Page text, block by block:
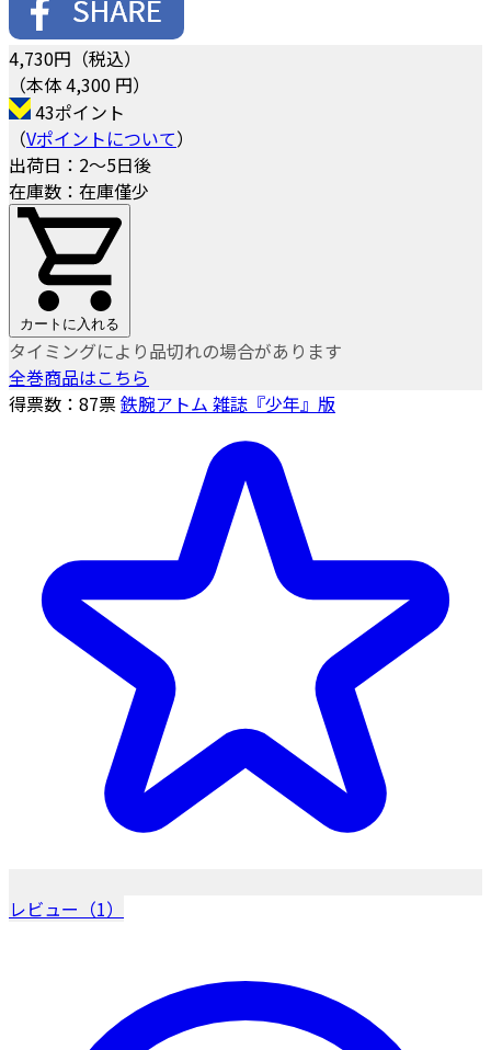
4,730円（税込）
（本体 4,300 円）
43ポイント
（Vポイントについて）
出荷日：2～5日後
在庫数：在庫僅少
カートに入れる
タイミングにより品切れの場合があります
全巻商品はこちら
得票数： 87票鉄腕アトム 雑誌『少年』版
レビュー（1）